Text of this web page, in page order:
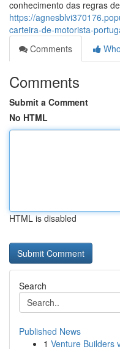
conhecimento das regras
https://
carteira-de-motorista-
Comments
Comments
Submit a Comment
No HTML
HTML is disabled
Search
Published News
1 Venture Builders